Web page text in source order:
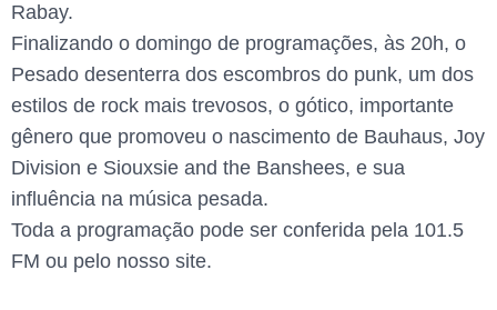
Rabay.
Finalizando o domingo de programações, às 20h, o
Pesado desenterra dos escombros do punk, um dos
estilos de rock mais trevosos, o gótico, importante
gênero que promoveu o nascimento de Bauhaus, Joy
Division e Siouxsie and the Banshees, e sua
influência na música pesada.
Toda a programação pode ser conferida pela 101.5
FM ou pelo nosso site.